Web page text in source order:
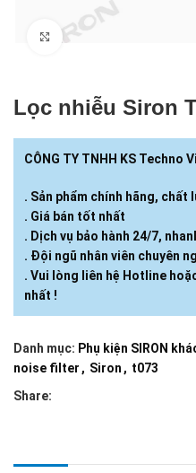
Click to enlarge
Lọc nhiễu Siron
CÔNG TY TNHH KS Techno
. Sản phẩm chính hãng, chất
. Giá bán tốt nhất
. Dịch vụ bảo hành 24/7,
. Đội ngũ nhân viên chuyên
. Vui lòng liên hệ Hotline
nhất !
Danh mục: Phụ kiện SIRON
noise filter , Siron , t073
Share: